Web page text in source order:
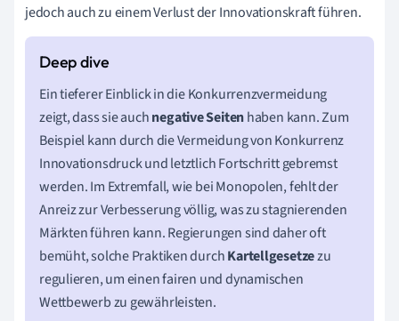
jedoch auch zu einem Verlust der Innovationskraft führen.
Ein tieferer Einblick in die Konkurrenzvermeidung
zeigt, dass sie auchnegative Seitenhaben kann. Zum
Beispiel kann durch die Vermeidung von Konkurrenz
Innovationsdruck und letztlich Fortschritt gebremst
werden. Im Extremfall, wie bei Monopolen, fehlt der
Anreiz zur Verbesserung völlig, was zu stagnierenden
Märkten führen kann. Regierungen sind daher oft
bemüht, solche Praktiken durchKartellgesetzezu
regulieren, um einen fairen und dynamischen
Wettbewerb zu gewährleisten.